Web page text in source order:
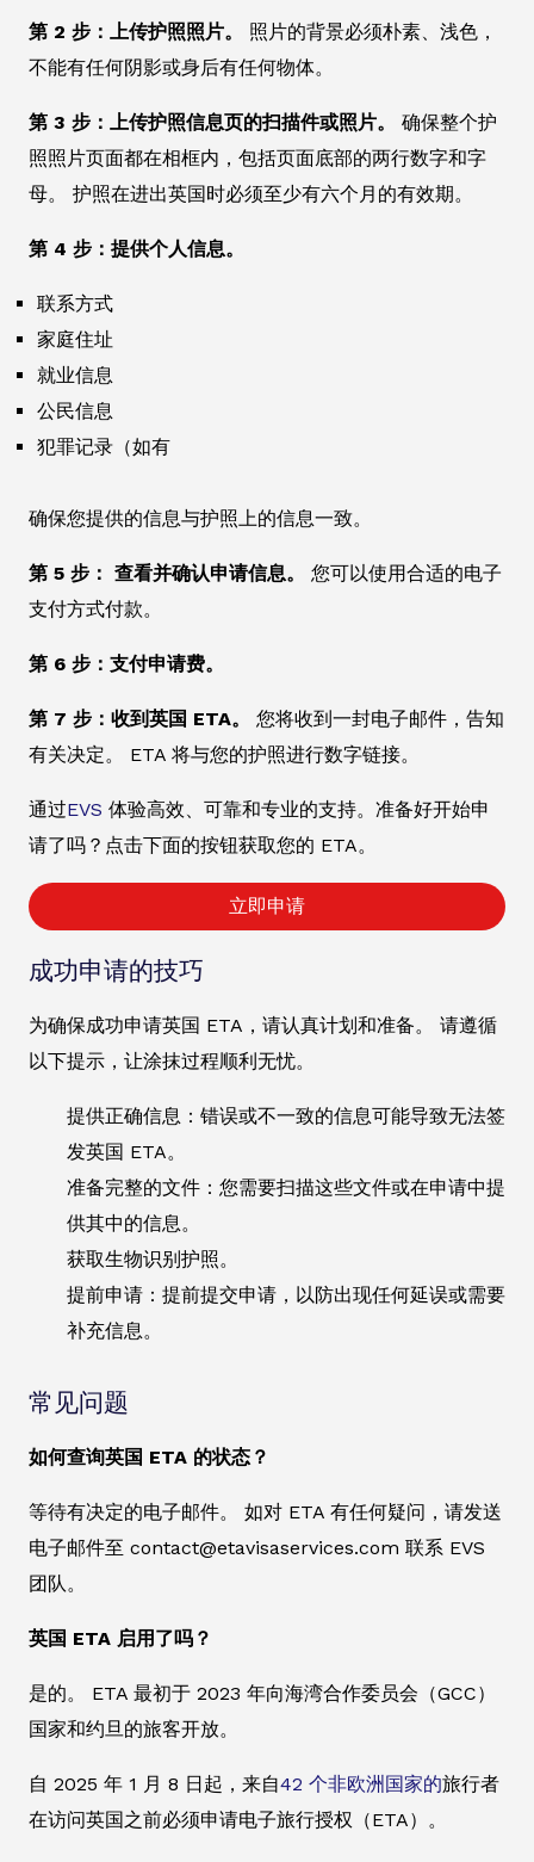
第 2 步：上传护照照片。 照片的背景必须朴素、浅色，
不能有任何阴影或身后有任何物体。
第 3 步：上传护照信息页的扫描件或照片。 确保整个护
照照片页面都在相框内，包括页面底部的两行数字和字
母。 护照在进出英国时必须至少有六个月的有效期。
第 4 步：提供个人信息。
联系方式
家庭住址
就业信息
公民信息
犯罪记录（如有
确保您提供的信息与护照上的信息一致。
第 5 步： 查看并确认申请信息。
您可以使用合适的电子
支付方式付款。
第 6 步：支付申请费。
第 7 步：收到英国 ETA。
您将收到一封电子邮件，告知
有关决定。 ETA 将与您的护照进行数字链接。
通过EVS 体验高效、可靠和专业的支持。准备好开始申
请了吗？点击下面的按钮获取您的 ETA。
立即申请
成功申请的技巧
为确保成功申请英国 ETA，请认真计划和准备。 请遵循
以下提示，让涂抹过程顺利无忧。
提供正确信息：错误或不一致的信息可能导致无法签
发英国 ETA。
准备完整的文件：您需要扫描这些文件或在申请中提
供其中的信息。
获取生物识别护照。
提前申请：提前提交申请，以防出现任何延误或需要
补充信息。
常见问题
如何查询英国 ETA 的状态？
等待有决定的电子邮件。 如对 ETA 有任何疑问，请发送
电子邮件至 contact@etavisaservices.com 联系 EVS
团队。
英国 ETA 启用了吗？
是的。 ETA 最初于 2023 年向海湾合作委员会（GCC）
国家和约旦的旅客开放。
自 2025 年 1 月 8 日起，来自42 个非欧洲国家的旅行者
在访问英国之前必须申请电子旅行授权（ETA）。